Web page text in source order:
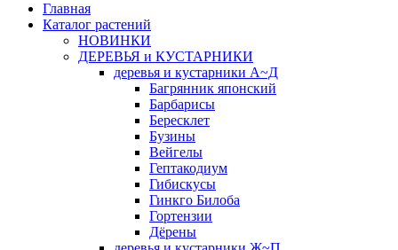
Главная
Каталог растений
НОВИНКИ
ДЕРЕВЬЯ и КУСТАРНИКИ
деревья и кустарники А~Д
Багрянник японский
Барбарисы
Бересклет
Бузины
Вейгелы
Гептакодиум
Гибискусы
Гинкго Билоба
Гортензии
Дёрены